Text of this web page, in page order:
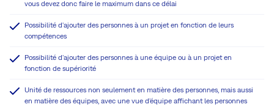
vous devez donc faire le maximum dans ce délai
Possibilité d'ajouter des personnes à un projet en fonction de leurs
compétences
Possibilité d'ajouter des personnes à une équipe ou à un projet en
fonction de supériorité
Unité de ressources non seulement en matière des personnes, mais aussi
en matière des équipes, avec une vue d'équipe affichant les personnes